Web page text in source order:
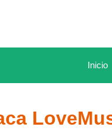
Inicio